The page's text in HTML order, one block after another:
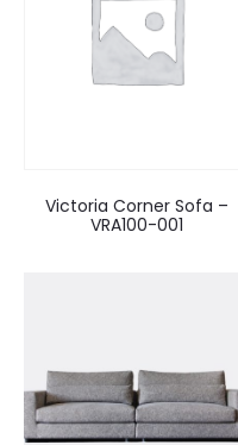
Victoria Corner Sofa –
VRA100-001